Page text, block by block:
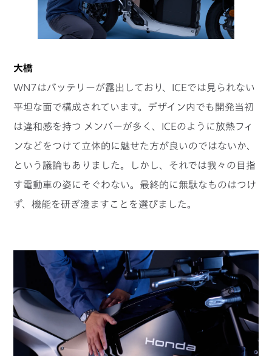
大橋
WN7はバッテリーが露出しており、ICEでは見られない
平坦な面で構成されています。デザイン内でも開発当初
は違和感を持つ メンバーが多く、ICEのように放熱フィ
ンなどをつけて立体的に魅せた方が良いのではないか、
という議論もありました。しかし、それでは我々の目指
す電動車の姿にそぐわない。最終的に無駄なものはつけ
ず、機能を研ぎ澄ますことを選びました。